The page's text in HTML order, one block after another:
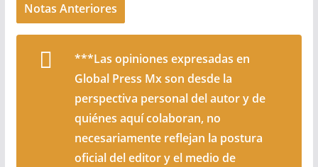
Notas Anteriores
***Las opiniones expresadas en
Global Press Mx son desde la
perspectiva personal del autor y de
quiénes aquí colaboran, no
necesariamente reflejan la postura
oficial del editor y el medio de